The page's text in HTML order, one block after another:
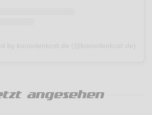
angesehen